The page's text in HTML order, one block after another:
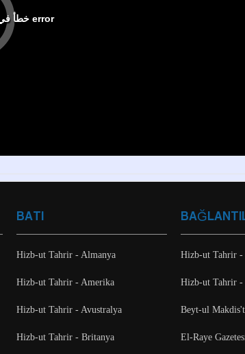
Hizb-ut Tahrir -
Hizb-ut Tahrir -
Beyt-ul
El-Raye
BATI
Hizb-ut Tahrir - Almanya
Hizb-ut Tahrir - Amerika
Hizb-ut Tahrir - Avustralya
Hizb-ut Tahrir - Britanya